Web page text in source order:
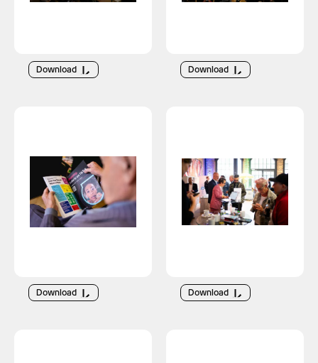
Download Download
Download Download